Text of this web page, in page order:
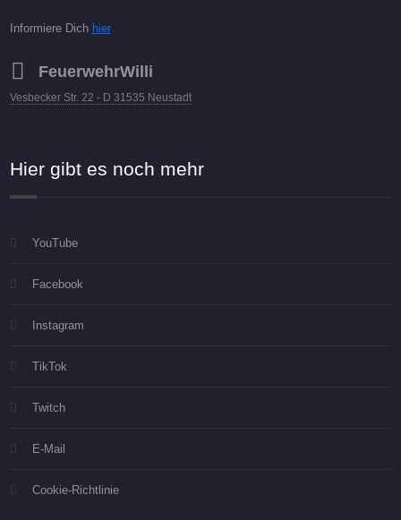
Informiere Dich hier
FeuerwehrWilli
Vesbecker Str. 22 - D 31535 Neustadt
Hier gibt es noch mehr
YouTube
Facebook
Instagram
TikTok
Twitch
E-Mail
Cookie-Richtlinie